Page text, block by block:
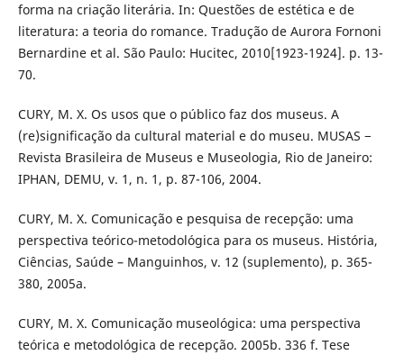
forma na criação literária. In: Questões de estética e de
literatura: a teoria do romance. Tradução de Aurora Fornoni
Bernardine et al. São Paulo: Hucitec, 2010[1923-1924]. p. 13-
70.
CURY, M. X. Os usos que o público faz dos museus. A
(re)significação da cultural material e do museu. MUSAS −
Revista Brasileira de Museus e Museologia, Rio de Janeiro:
IPHAN, DEMU, v. 1, n. 1, p. 87-106, 2004.
CURY, M. X. Comunicação e pesquisa de recepção: uma
perspectiva teórico-metodológica para os museus. História,
Ciências, Saúde – Manguinhos, v. 12 (suplemento), p. 365-
380, 2005a.
CURY, M. X. Comunicação museológica: uma perspectiva
teórica e metodológica de recepção. 2005b. 336 f. Tese